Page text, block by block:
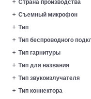
Страна производства
Съемный микрофон
Тип
Тип беспроводного
Тип гарнитуры
Тип для названия
Тип звукоизлучателя
Тип коннектора